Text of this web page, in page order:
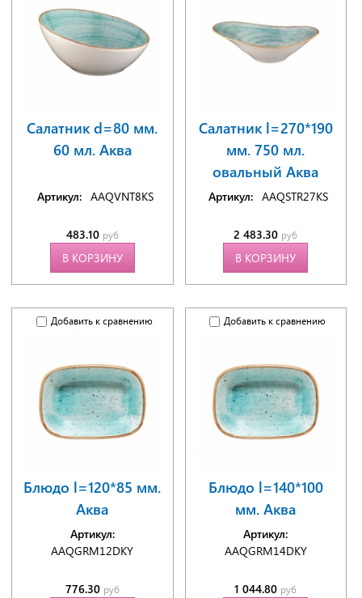
Салатник d=80 мм.
60 мл. Аква
Артикул: AAQVNT8KS
483.10 руб
В КОРЗИНУ
Салатник l=270*190
мм. 750 мл.
овальный Аква
Артикул: AAQSTR27KS
2 483.30 руб
В КОРЗИНУ
Добавить к сравнению
Блюдо l=120*85 мм.
Аква
Артикул:
AAQGRM12DKY
776.30 руб
Добавить к сравнению
Блюдо l=140*100
мм. Аква
Артикул:
AAQGRM14DKY
1 044.80 руб